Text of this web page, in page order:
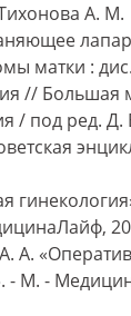
А. М.
матки :
// Большая
/ под ред.
А.
- М. -